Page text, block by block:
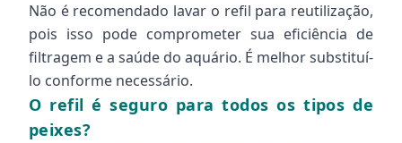
Não é recomendado lavar o refil para reutilização,
pois isso pode comprometer sua eficiência de
filtragem e a saúde do aquário. É melhor substituí-
lo conforme necessário.
O refil é seguro para todos os tipos de
peixes?